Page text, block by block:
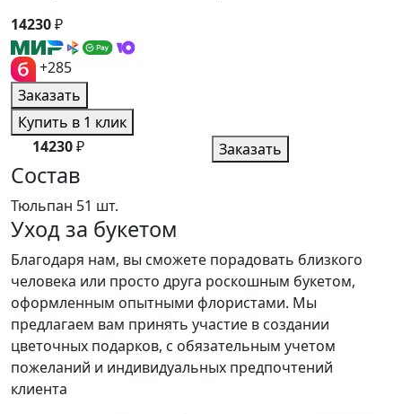
14230₽
+285
Заказать
Купить в 1 клик
14230₽ Заказать
Состав
Тюльпан 51 шт.
Уход за букетом
Благодаря нам, вы сможете порадовать близкого
человека или просто друга роскошным букетом,
оформленным опытными флористами. Мы
предлагаем вам принять участие в создании
цветочных подарков, с обязательным учетом
пожеланий и индивидуальных предпочтений
клиента